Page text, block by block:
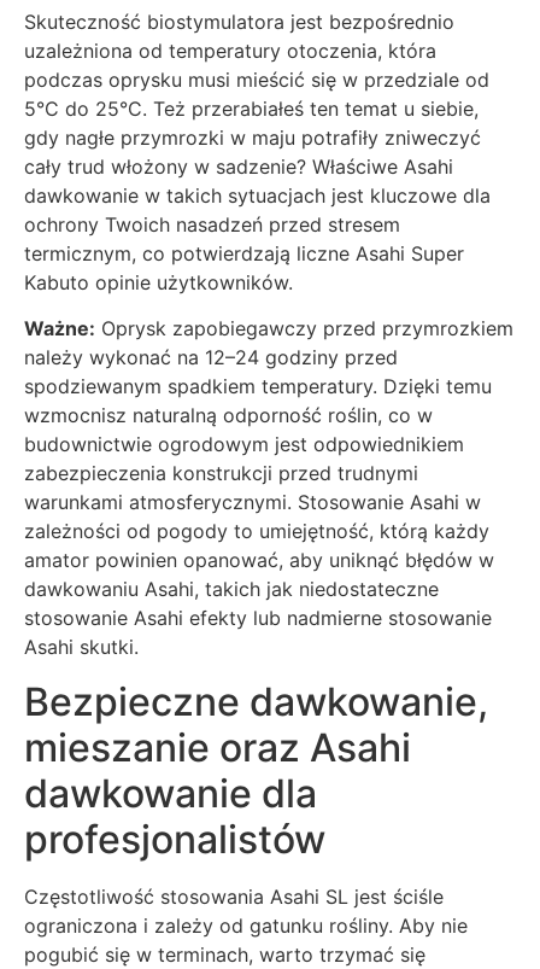
Skuteczność biostymulatora jest bezpośrednio
uzależniona od temperatury otoczenia, która
podczas oprysku musi mieścić się w przedziale od
5°C do 25°C. Też przerabiałeś ten temat u siebie,
gdy nagłe przymrozki w maju potrafiły zniweczyć
cały trud włożony w sadzenie? Właściwe Asahi
dawkowanie w takich sytuacjach jest kluczowe dla
ochrony Twoich nasadzeń przed stresem
termicznym, co potwierdzają liczne Asahi Super
Kabuto opinie użytkowników.
Ważne: Oprysk zapobiegawczy przed przymrozkiem
należy wykonać na 12–24 godziny przed
spodziewanym spadkiem temperatury. Dzięki temu
wzmocnisz naturalną odporność roślin, co w
budownictwie ogrodowym jest odpowiednikiem
zabezpieczenia konstrukcji przed trudnymi
warunkami atmosferycznymi. Stosowanie Asahi w
zależności od pogody to umiejętność, którą każdy
amator powinien opanować, aby uniknąć błędów w
dawkowaniu Asahi, takich jak niedostateczne
stosowanie Asahi efekty lub nadmierne stosowanie
Asahi skutki.
Bezpieczne dawkowanie,
mieszanie oraz Asahi
dawkowanie dla
profesjonalistów
Częstotliwość stosowania Asahi SL jest ściśle
ograniczona i zależy od gatunku rośliny. Aby nie
pogubić się w terminach, warto trzymać się